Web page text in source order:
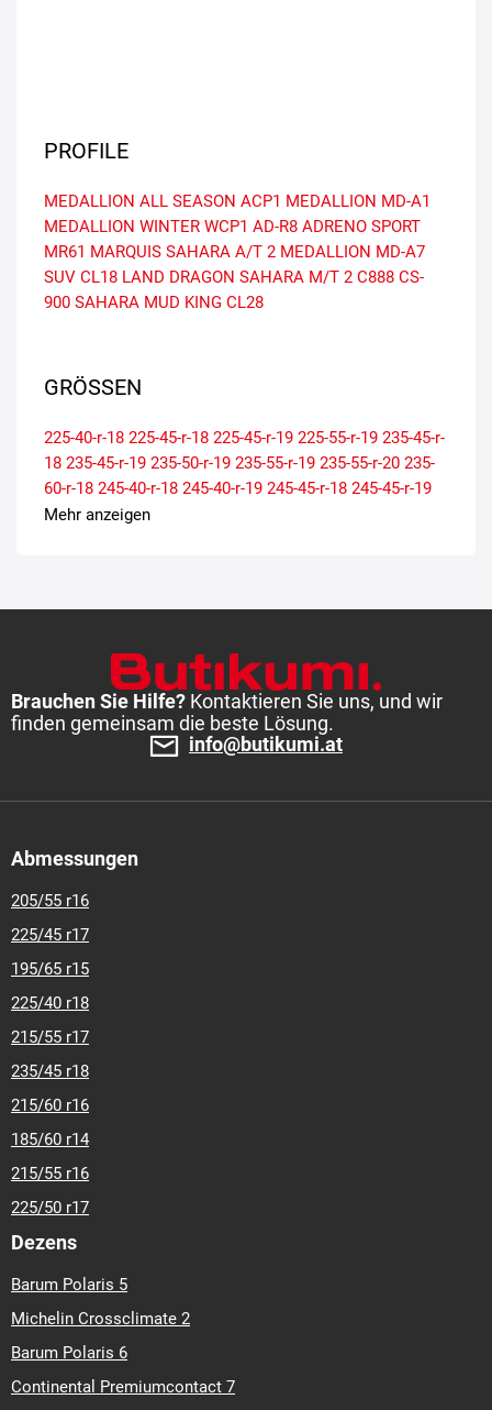
PROFILE
MEDALLION ALL SEASON ACP1 MEDALLION MD-A1
MEDALLION WINTER WCP1 AD-R8 ADRENO SPORT
MR61 MARQUIS SAHARA A/T 2 MEDALLION MD-A7
SUV CL18 LAND DRAGON SAHARA M/T 2 C888 CS-
900 SAHARA MUD KING CL28
GRÖSSEN
225-40-r-18 225-45-r-18 225-45-r-19 225-55-r-19 235-45-r-
18 235-45-r-19 235-50-r-19 235-55-r-19 235-55-r-20 235-
60-r-18 245-40-r-18 245-40-r-19 245-45-r-18 245-45-r-19
245-45-r-20 245-50-r-18
Mehr anzeigen
Brauchen Sie Hilfe? Kontaktieren Sie uns, und wir
finden gemeinsam die beste Lösung.
info@butikumi.at
Abmessungen
205/55 r16
225/45 r17
195/65 r15
225/40 r18
215/55 r17
235/45 r18
215/60 r16
185/60 r14
215/55 r16
225/50 r17
Dezens
Barum Polaris 5
Michelin Crossclimate 2
Barum Polaris 6
Continental Premiumcontact 7